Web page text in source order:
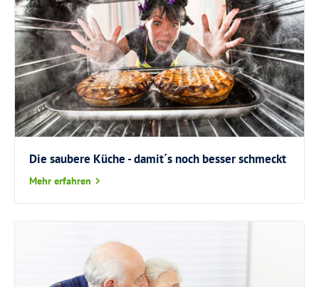
Die saubere Küche - damit´s noch besser schmeckt
Mehr erfahren